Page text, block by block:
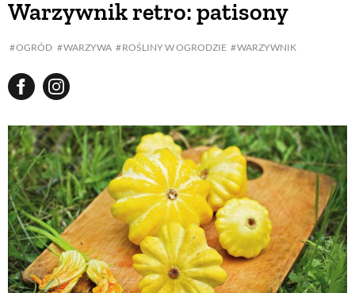
Warzywnik retro: patisony
OGRÓD WARZYWA ROŚLINY W OGRODZIE WARZYWNIK
BUDUJEMY DOM
WARZYWA I OWOCE
ROŚLINY OGRODOWE
PORADY